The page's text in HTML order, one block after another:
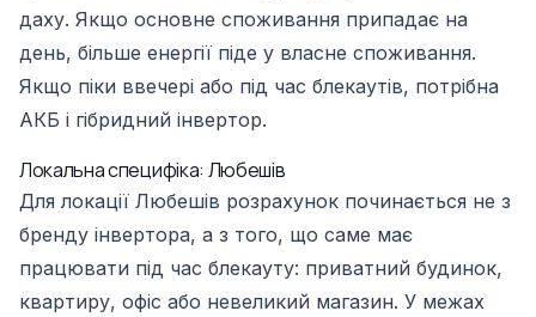
даху. Якщо основне споживання припадає на
день, більше енергії піде у власне споживання.
Якщо піки ввечері або під час блекаутів, потрібна
АКБ і гібридний інвертор.
Локальна специфіка: Любешів
Для локації Любешів розрахунок починається не з
бренду інвертора, а з того, що саме має
працювати під час блекауту: приватний будинок,
квартиру, офіс або невеликий магазин. У межах